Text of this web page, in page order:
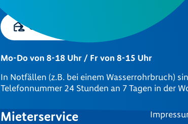
Online-Service
Mo-Do von 8-18 Uhr / Fr von 8-15 Uhr
In Notfällen (z.B. bei einem Wasserrohrbruch)
Telefonnummer 24 Stunden an 7 Tagen in der
Mieterservice